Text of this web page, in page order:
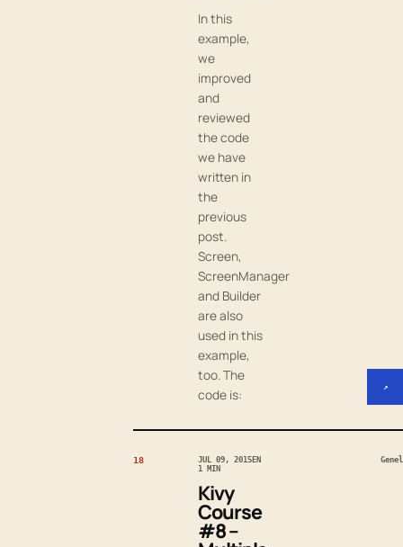
In this
example,
we
improved
and
reviewed
the code
we have
written in
the
previous
post.
Screen,
ScreenManager
and Builder
are also
used in this
example,
too. The
code is:
↗
18 JUL 09, 2015 EN
1 MIN
Kivy
Course
#8 –
Genel